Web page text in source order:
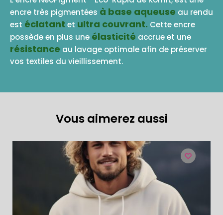
encre très pigmentées à base aqueuse au rendu
est éclatant et ultra couvrant. Cette encre
possède en plus une élasticité accrue et une
résistance au lavage optimale afin de préserver
vos textiles du vieillissement.
Vous aimerez aussi